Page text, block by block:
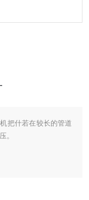
把什若在较长的管道
。